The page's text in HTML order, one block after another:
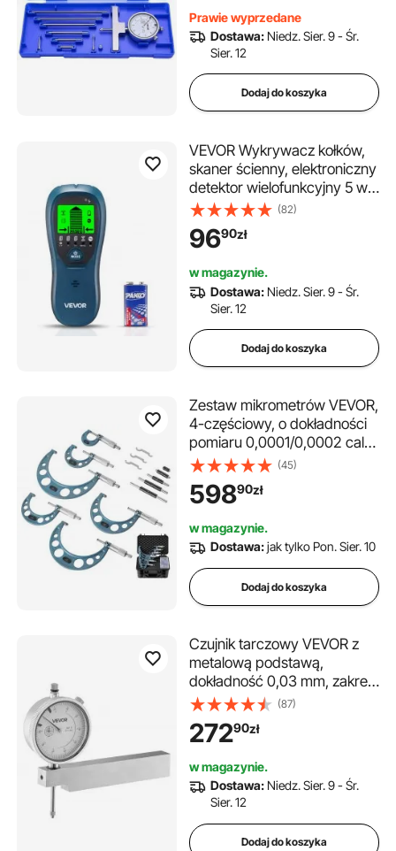
pomiarowe do rowków,
stopni i otworów
Prawie wyprzedane
Dostawa: Niedz. Sier. 9 - Śr.
Sier. 12
Dodaj do koszyka
VEVOR Wykrywacz kołków,
skaner ścienny, elektroniczny
detektor wielofunkcyjny 5 w 1
z inteligentnym czujnikiem,
wyświetlaczem LCD o
wysokiej rozdzielczości i
metalu, kabli prądu
przemiennego, kołków, rur,
niebieski
(82)
9690zł
w magazynie.
Dostawa: Niedz. Sier. 9 - Śr.
Sier. 12
Dodaj do koszyka
Zestaw mikrometrów VEVOR,
4-częściowy, o dokładności
pomiaru 0,0001/0,0002 cala,
do obróbki metali i inżynierii
mechanicznej, w etui
ochronnym, 0-1/1-2/2-3/3-
(45)
59890zł
w magazynie.
Dostawa:jak tylko Pon. Sier. 10
Dodaj do koszyka
Czujnik tarczowy VEVOR z
metalową podstawą,
dokładność 0,03 mm, zakres
0-25,4 mm, łatwy do odczytu
czujnik tarczowy,
profesjonalny do pomiarów w
obróbka przemysłowa i
inspekcja, precyzyjne
testowanie
(87)
27290zł
w magazynie.
Dostawa: Niedz. Sier. 9 - Śr.
Sier. 12
Dodaj do koszyka